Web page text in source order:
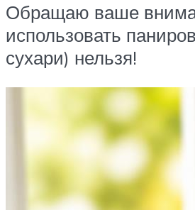
Обращаю ваше
использовать
сухари) нельзя!